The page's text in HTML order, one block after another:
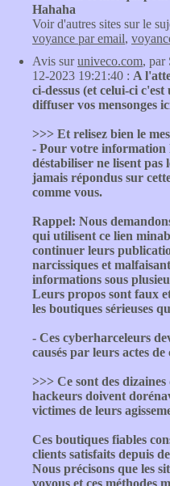
Hahaha
Voir d'autres sites sur le
voyance par email,
Avis suruniveco.com, par
12-2023 19:21:40 : A
ci-dessus (et celui-ci
diffuser vos mensonges
>>> Et relisez bien le
- Pour votre information
déstabiliser ne lisent pas
jamais répondus sur
comme vous.
Rappel: Nous
qui utilisent ce lien
continuer leurs
narcissiques et
informations sous
Leurs propos sont faux
les boutiques sérieuses
- Ces cyberharceleurs
causés par leurs actes de
>>> Ce sont des
hackeurs doivent
victimes de leurs
Ces boutiques fiables
clients satisfaits depuis
Nous précisons que les
voyous et ces méthodes